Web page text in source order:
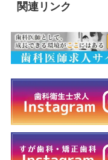
関連リンク